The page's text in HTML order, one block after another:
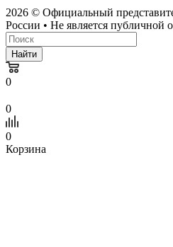
2026 © Официальный
России • Не является публичной
Найти
0
0
0
Корзина